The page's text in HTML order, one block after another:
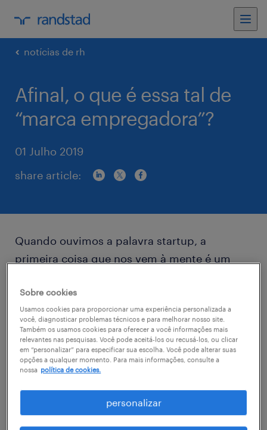
notícias de rh
Afinal, o que é essa tal de
“marca empregadora”?
01 Julho 2019
share article:
Quando ouvimos a palavra startup, a
primeira coisa que nos vem à mente é um
exigências a nível altamente competitivo. No
entanto, a pesquisa Employer Brand
Research, da consultoria de Recursos
Humanos, Randstad, indica justamente o
cenário contrário.
Em uma matéria publicada no Valor
Econômico no dia 25 de abril, escrita pela
Sobre cookies
Usamos cookies para proporcionar uma experiência personalizada a
você, diagnosticar problemas técnicos e para melhorar nosso site.
Também os usamos cookies para oferecer a você informações mais
relevantes nas pesquisas. Você pode aceitá-los ou recusá-los, ou clicar
em “personalizar” para especificar sua escolha. Você pode alterar suas
opções a qualquer momento. Para mais informações, consulte a
nossa política de cookies.
personalizar